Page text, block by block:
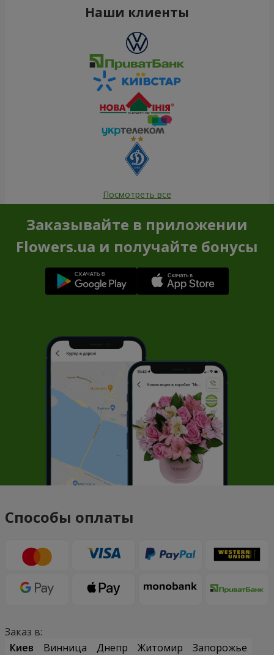
Наши клиенты
Посмотреть все
Заказывайте в приложении
Flowers.ua и получайте бонусы
Способы оплаты
Заказ в:
Киев
Винница Днепр Житомир
Запорожье